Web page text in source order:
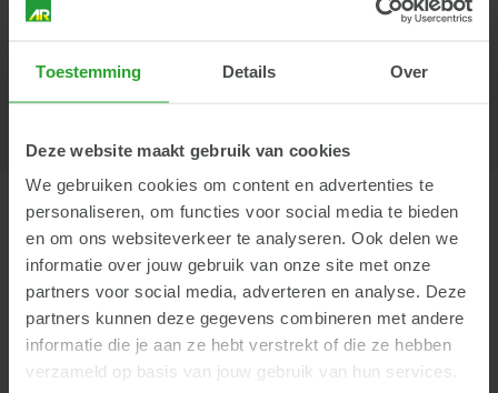
Toestemming Details Over
Deze website maakt gebruik van cookies
We gebruiken cookies om content en advertenties te
personaliseren, om functies voor social media te bieden
en om ons websiteverkeer te analyseren. Ook delen we
informatie over jouw gebruik van onze site met onze
partners voor social media, adverteren en analyse. Deze
partners kunnen deze gegevens combineren met andere
informatie die je aan ze hebt verstrekt of die ze hebben
verzameld op basis van jouw gebruik van hun services.
Lees in onze
hoe we omgaan met je
Verzenden
Terug
Onze specialistenfruitteelt
Onze specialisten staan voor je klaar en komen graag een